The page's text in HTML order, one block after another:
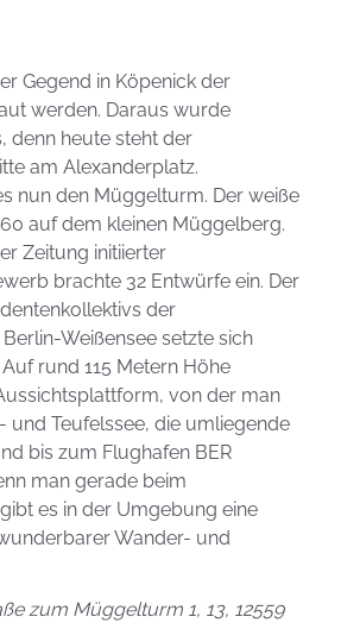
Gegend in Köpenick der
werden. Daraus wurde
denn heute steht der
am Alexanderplatz.
nun den Müggelturm. Der weiße
auf dem kleinen Müggelberg.
Zeitung initiierter
brachte 32 Entwürfe ein. Der
der
Weißensee setzte sich
rund 115 Metern Höhe
von der man
und Teufelssee, die umliegende
bis zum Flughafen BER
man gerade beim
es in der Umgebung eine
Wander- und
zum Müggelturm 1, 13, 12559